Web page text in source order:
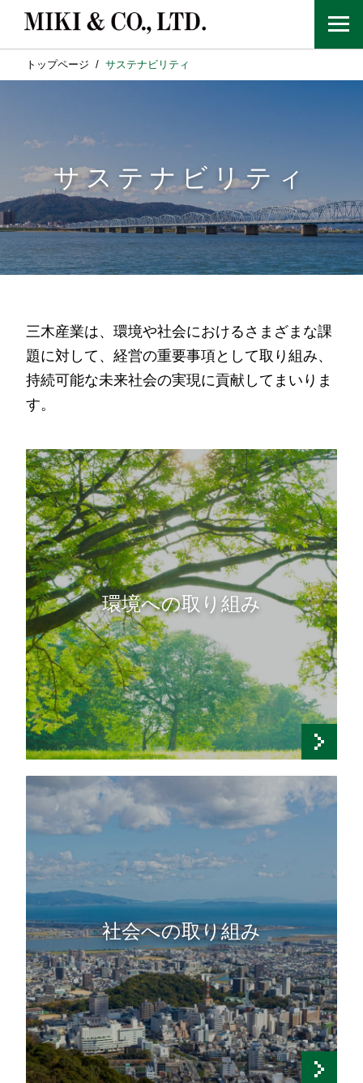
トップページ サステナビリティ
サステナビリティ
三木産業は、環境や社会におけるさまざまな課
題に対して、経営の重要事項として取り組み、
持続可能な未来社会の実現に貢献してまいりま
す。
環境への取り組み
社会への取り組み